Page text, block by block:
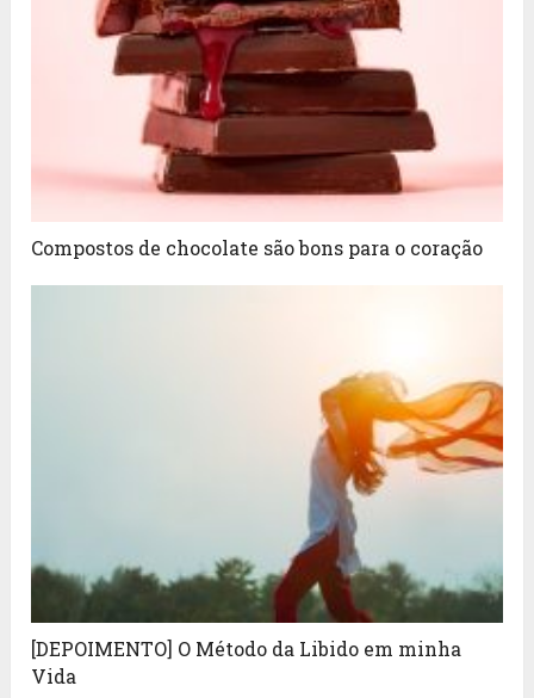
Compostos de chocolate são bons para o coração
[DEPOIMENTO] O Método da Libido em minha
Vida